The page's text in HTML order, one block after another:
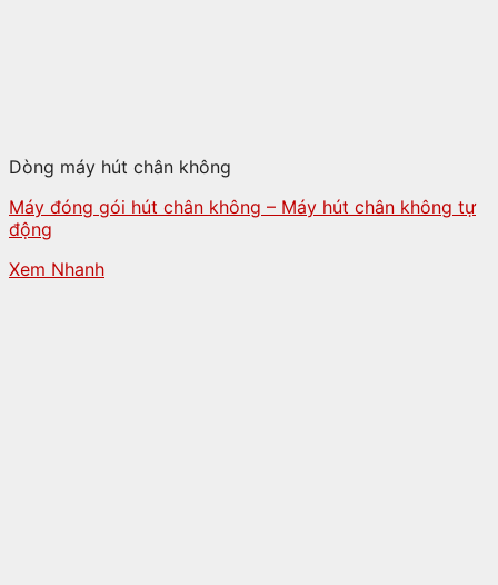
Dòng máy hút chân không
Máy đóng gói hút chân không – Máy hút chân không tự
động
Xem Nhanh